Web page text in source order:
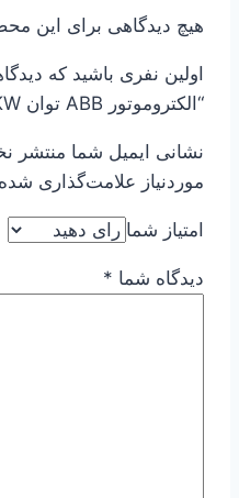
هیچ دیدگاهی برای این
اولین نفری باشید که
“الکتروموتور ABB توان ۱۱KW دور ۱۵۰۰”
نشانی ایمیل شما منتشر
موردنیاز علامت‌گذاری
امتیاز شما
دیدگاه شما *